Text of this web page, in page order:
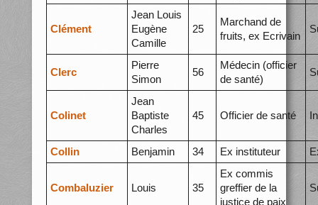
Clément
Jean Louis
Eugène
Camille
25
Marchand de
fruits, ex Ecrivain
Clerc
Pierre
Simon
56
Médecin (officier
de santé)
Colinet
Jean
Baptiste
Charles
45 Officier de santé
Collin Benjamin 34 Ex instituteur
Combaluzier Louis 35
Ex commis
greffier de la
justice de paix